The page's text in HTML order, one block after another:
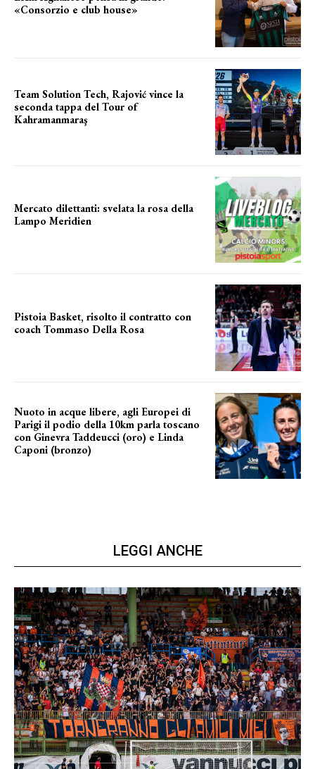
«Consorzio e club house»
Team Solution Tech, Rajović vince la
seconda tappa del Tour of
Kahramanmaraş
Mercato dilettanti: svelata la rosa della
Lampo Meridien
Pistoia Basket, risolto il contratto con
coach Tommaso Della Rosa
Nuoto in acque libere, agli Europei di
Parigi il podio della 10km parla toscano
con Ginevra Taddeucci (oro) e Linda
Caponi (bronzo)
LEGGI ANCHE